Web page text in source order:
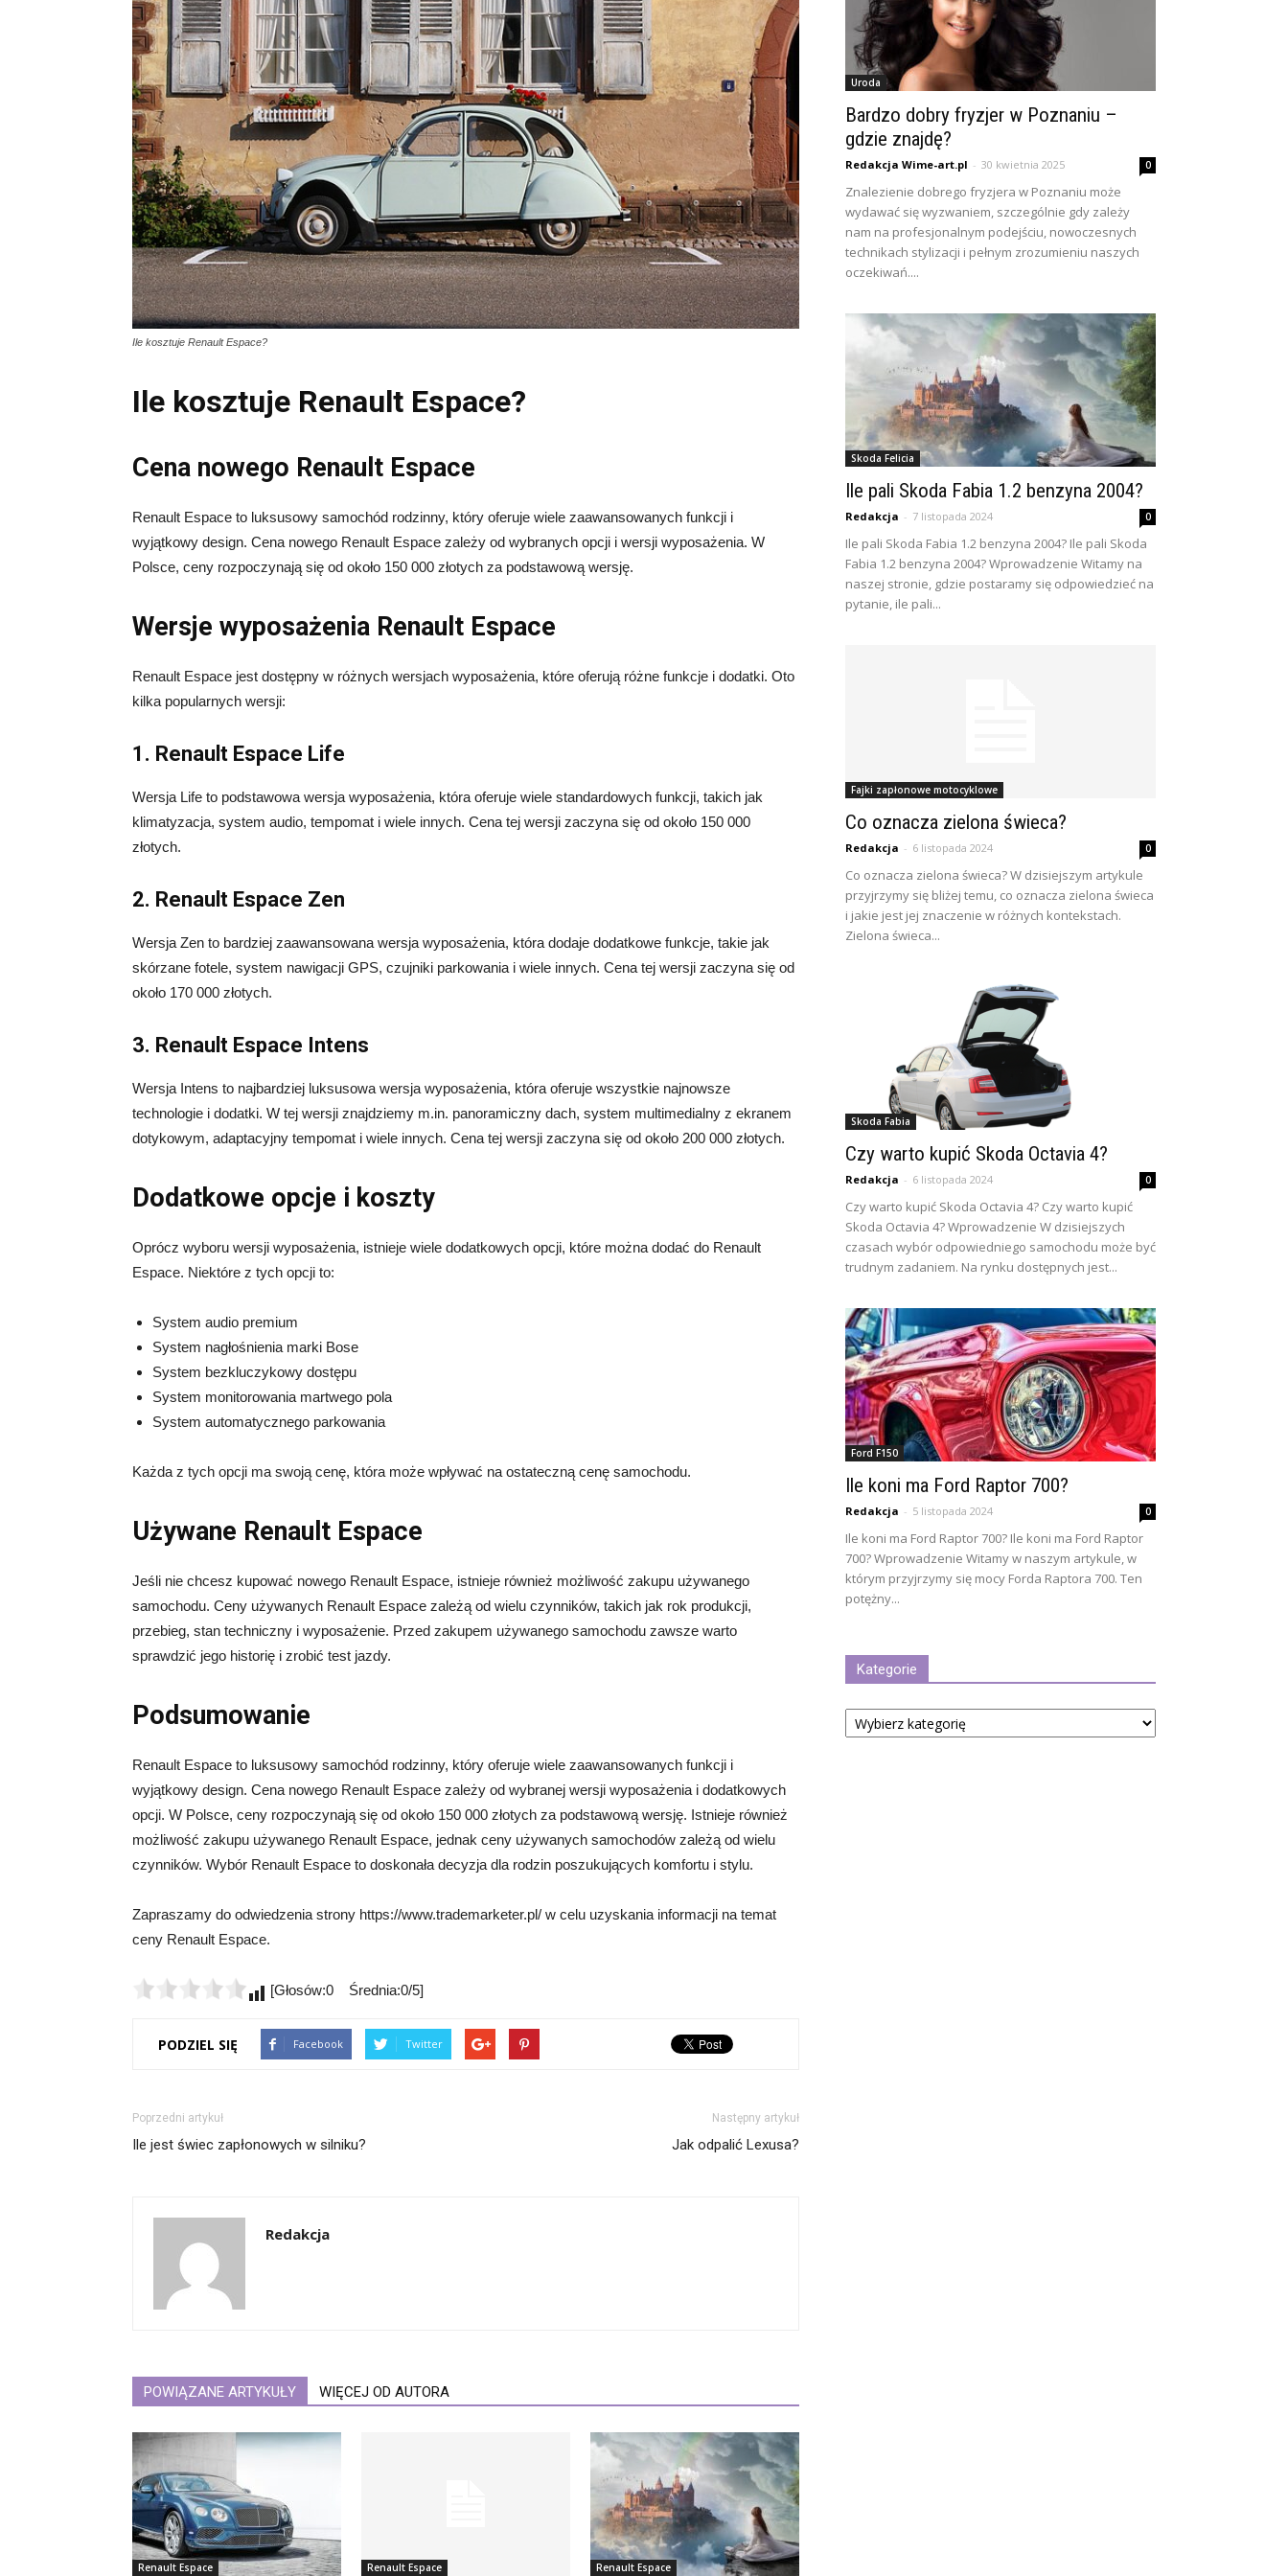
Ile kosztuje Renault Espace?
Ile kosztuje Renault Espace?
Cena nowego Renault Espace
Renault Espace to luksusowy samochód rodzinny, który oferuje wiele zaawansowanych funkcji i
wyjątkowy design. Cena nowego Renault Espace zależy od wybranych opcji i wersji wyposażenia. W
Polsce, ceny rozpoczynają się od około 150 000 złotych za podstawową wersję.
Wersje wyposażenia Renault Espace
Renault Espace jest dostępny w różnych wersjach wyposażenia, które oferują różne funkcje i dodatki. Oto
kilka popularnych wersji:
1. Renault Espace Life
Wersja Life to podstawowa wersja wyposażenia, która oferuje wiele standardowych funkcji, takich jak
klimatyzacja, system audio, tempomat i wiele innych. Cena tej wersji zaczyna się od około 150 000
złotych.
2. Renault Espace Zen
Wersja Zen to bardziej zaawansowana wersja wyposażenia, która dodaje dodatkowe funkcje, takie jak
skórzane fotele, system nawigacji GPS, czujniki parkowania i wiele innych. Cena tej wersji zaczyna się od
około 170 000 złotych.
3. Renault Espace Intens
Wersja Intens to najbardziej luksusowa wersja wyposażenia, która oferuje wszystkie najnowsze
technologie i dodatki. W tej wersji znajdziemy m.in. panoramiczny dach, system multimedialny z ekranem
dotykowym, adaptacyjny tempomat i wiele innych. Cena tej wersji zaczyna się od około 200 000 złotych.
Dodatkowe opcje i koszty
Oprócz wyboru wersji wyposażenia, istnieje wiele dodatkowych opcji, które można dodać do Renault
Espace. Niektóre z tych opcji to:
System audio premium
System nagłośnienia marki Bose
System bezkluczykowy dostępu
System monitorowania martwego pola
System automatycznego parkowania
Każda z tych opcji ma swoją cenę, która może wpływać na ostateczną cenę samochodu.
Używane Renault Espace
Jeśli nie chcesz kupować nowego Renault Espace, istnieje również możliwość zakupu używanego
samochodu. Ceny używanych Renault Espace zależą od wielu czynników, takich jak rok produkcji,
przebieg, stan techniczny i wyposażenie. Przed zakupem używanego samochodu zawsze warto
sprawdzić jego historię i zrobić test jazdy.
Podsumowanie
Renault Espace to luksusowy samochód rodzinny, który oferuje wiele zaawansowanych funkcji i
wyjątkowy design. Cena nowego Renault Espace zależy od wybranej wersji wyposażenia i dodatkowych
opcji. W Polsce, ceny rozpoczynają się od około 150 000 złotych za podstawową wersję. Istnieje również
możliwość zakupu używanego Renault Espace, jednak ceny używanych samochodów zależą od wielu
czynników. Wybór Renault Espace to doskonała decyzja dla rodzin poszukujących komfortu i stylu.
Zapraszamy do odwiedzenia strony https://www.trademarketer.pl/ w celu uzyskania informacji na temat
ceny Renault Espace.
[Głosów:0 Średnia:0/5]
PODZIEL SIĘ Facebook Twitter
Poprzedni artykuł
Ile jest świec zapłonowych w silniku?
Następny artykuł
Jak odpalić Lexusa?
Redakcja
POWIĄZANE ARTYKUŁY WIĘCEJ OD AUTORA
Renault Espace Renault Espace Renault Espace
Uroda
Bardzo dobry fryzjer w Poznaniu –
gdzie znajdę?
Redakcja Wime-art.pl - 30 kwietnia 2025 0
Znalezienie dobrego fryzjera w Poznaniu może
wydawać się wyzwaniem, szczególnie gdy zależy
nam na profesjonalnym podejściu, nowoczesnych
technikach stylizacji i pełnym zrozumieniu naszych
oczekiwań....
Skoda Felicia
Ile pali Skoda Fabia 1.2 benzyna 2004?
Redakcja - 7 listopada 2024 0
Ile pali Skoda Fabia 1.2 benzyna 2004? Ile pali Skoda
Fabia 1.2 benzyna 2004? Wprowadzenie Witamy na
naszej stronie, gdzie postaramy się odpowiedzieć na
pytanie, ile pali...
Fajki zapłonowe motocyklowe
Co oznacza zielona świeca?
Redakcja - 6 listopada 2024 0
Co oznacza zielona świeca? W dzisiejszym artykule
przyjrzymy się bliżej temu, co oznacza zielona świeca
i jakie jest jej znaczenie w różnych kontekstach.
Zielona świeca...
Skoda Fabia
Czy warto kupić Skoda Octavia 4?
Redakcja - 6 listopada 2024 0
Czy warto kupić Skoda Octavia 4? Czy warto kupić
Skoda Octavia 4? Wprowadzenie W dzisiejszych
czasach wybór odpowiedniego samochodu może być
trudnym zadaniem. Na rynku dostępnych jest...
Ford F150
Ile koni ma Ford Raptor 700?
Redakcja - 5 listopada 2024 0
Ile koni ma Ford Raptor 700? Ile koni ma Ford Raptor
700? Wprowadzenie Witamy w naszym artykule, w
którym przyjrzymy się mocy Forda Raptora 700. Ten
potężny...
Kategorie
Kategorie